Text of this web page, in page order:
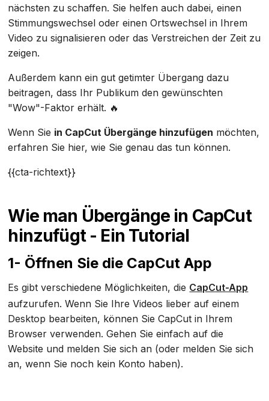
nächsten zu schaffen. Sie helfen auch dabei, einen
Stimmungswechsel oder einen Ortswechsel in Ihrem
Video zu signalisieren oder das Verstreichen der Zeit zu
zeigen.
Außerdem kann ein gut getimter Übergang dazu
beitragen, dass Ihr Publikum den gewünschten
"Wow"-Faktor erhält. 🔥
Wenn Sie in CapCut Übergänge hinzufügen möchten,
erfahren Sie hier, wie Sie genau das tun können.
{{cta-richtext}}
Wie man Übergänge in CapCut
hinzufügt - Ein Tutorial
1- Öffnen Sie die CapCut App
Es gibt verschiedene Möglichkeiten, die CapCut-App
aufzurufen. Wenn Sie Ihre Videos lieber auf einem
Desktop bearbeiten, können Sie CapCut in Ihrem
Browser verwenden. Gehen Sie einfach auf die
Website und melden Sie sich an (oder melden Sie sich
an, wenn Sie noch kein Konto haben).